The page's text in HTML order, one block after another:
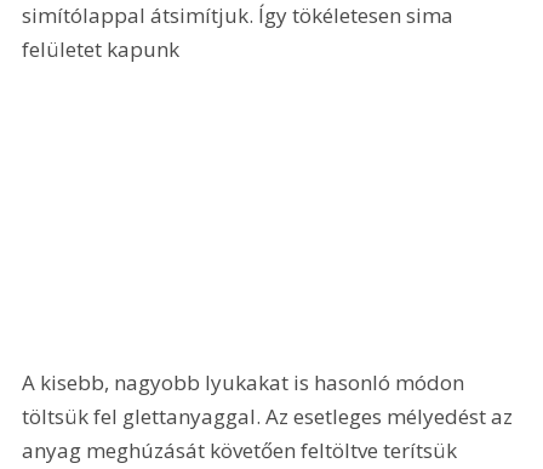
simítólappal átsimítjuk. Így tökéletesen sima
felületet kapunk
A kisebb, nagyobb lyukakat is hasonló módon
töltsük fel glettanyaggal. Az esetleges mélyedést az
anyag meghúzását követően feltöltve terítsük